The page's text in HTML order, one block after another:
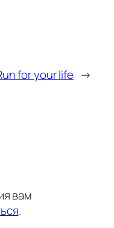
for your life →
вам
.